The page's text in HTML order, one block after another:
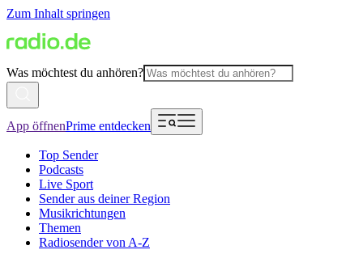
Zum Inhalt springen
Was möchtest du anhören?
App öffnenPrime entdecken
Top Sender
Podcasts
Live Sport
Sender aus deiner Region
Musikrichtungen
Themen
Radiosender von A-Z